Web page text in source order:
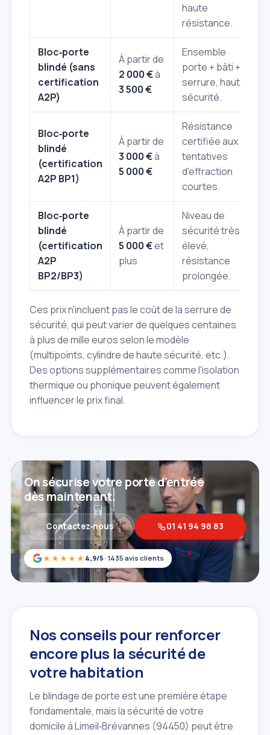
haute
résistance.
Bloc‑porte
blindé (sans
certification
A2P)
À partir de
2 000 €à
3 500 €
Ensemble
porte + bâti +
serrure, haute
sécurité.
Bloc‑porte
blindé
(certification
A2P BP1)
À partir de
3 000 €à
5 000 €
Résistance
certifiée aux
tentatives
d'effraction
courtes.
Bloc‑porte
blindé
(certification
A2P
BP2/BP3)
À partir de
5 000 €et
plus
Niveau de
sécurité très
élevé,
résistance
prolongée.
Ces prix n'incluent pas le coût de la serrure de
sécurité, qui peut varier de quelques centaines
à plus de mille euros selon le modèle
(multipoints, cylindre de haute sécurité, etc.).
Des options supplémentaires comme l'isolation
thermique ou phonique peuvent également
influencer le prix final.
★★★★★ 4,9/5 · 1435 avis clients
On sécurise votre porte d'entrée
dès maintenant.
Contactez‑nous 01 41 94 98 83
Nos conseils pour renforcer
encore plus la sécurité de
votre habitation
Le blindage de porte est une première étape
fondamentale, mais la sécurité de votre
domicile à Limeil‑Brévannes (94450) peut être